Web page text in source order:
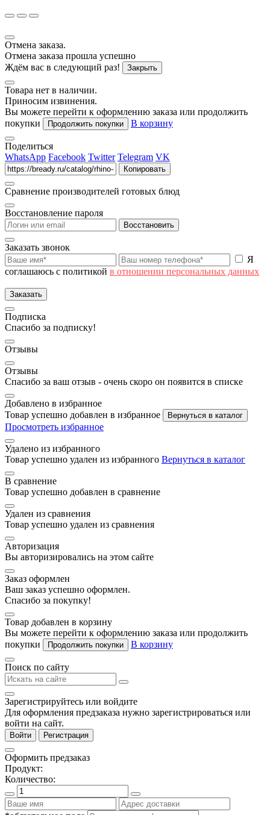
Отмена заказа.
Отмена заказа прошла успешно
Ждём вас в следующий раз!
Закрыть
Товара нет в наличии.
Приносим извинения.
Вы можете перейти к оформлению заказа или продолжить
покупки
Продолжить покупки В корзину
Поделиться
WhatsApp Facebook Twitter Telegram VK
Копировать
Сравнение производителей готовых блюд
Восстановление пароля
Восстановить
Заказать звонок
Я
соглашаюсь с политикой в отношении персональных данных
Заказать
Подписка
Спасибо за подписку!
Отзывы
Отзывы
Спасибо за ваш отзыв - очень скоро он появится в списке
Добавлено в избранное
Товар успешно добавлен в избранное
Вернуться в каталог
Просмотреть избранное
Удалено из избранного
Товар успешно удален из избранного Вернуться в каталог
В сравнение
Товар успешно добавлен в сравнение
Удален из сравнения
Товар успешно удален из сравнения
Авторизация
Вы авторизировались на этом сайте
Заказ оформлен
Ваш заказ успешно оформлен.
Спасибо за покупку!
Товар добавлен в корзину
Вы можете перейти к оформлению заказа или продолжить
покупки
Продолжить покупки В корзину
Поиск по сайту
Зарегистрируйтесь или войдите
Для оформления предзаказа нужно зарегистрироваться или
войти на сайт.
Войти Регистрация
Оформить предзаказ
Продукт:
Количество: